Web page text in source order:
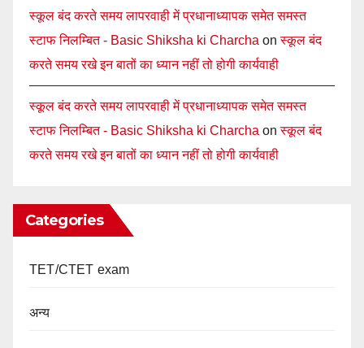
स्कूल बंद करते समय लापरवाही में प्रधानाध्यापक समेत समस्त
स्टाफ निलम्बित - Basic Shiksha ki Charcha onस्कूल बंद
करते समय रखे इन बातों का ध्यान नहीं तो होगी कार्यवाही
स्कूल बंद करते समय लापरवाही में प्रधानाध्यापक समेत समस्त
स्टाफ निलम्बित - Basic Shiksha ki Charcha onस्कूल बंद
करते समय रखे इन बातों का ध्यान नहीं तो होगी कार्यवाही
Categories
TET/CTET exam
अन्य